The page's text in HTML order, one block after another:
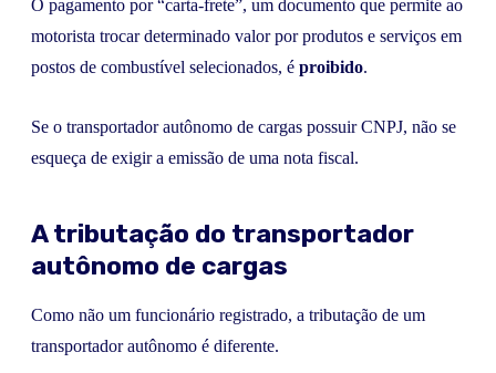
O pagamento por “carta-frete”, um documento que permite ao
motorista trocar determinado valor por produtos e serviços em
postos de combustível selecionados, é proibido.
Se o transportador autônomo de cargas possuir CNPJ, não se
esqueça de exigir a emissão de uma nota fiscal.
A tributação do transportador
autônomo de cargas
Como não um funcionário registrado, a tributação de um
transportador autônomo é diferente.